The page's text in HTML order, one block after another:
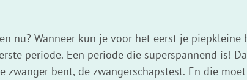
nu? Wanneer kun je voor het eerst je
periode. Een periode die superspannend is!
zwanger bent, de zwangerschapstest. En die